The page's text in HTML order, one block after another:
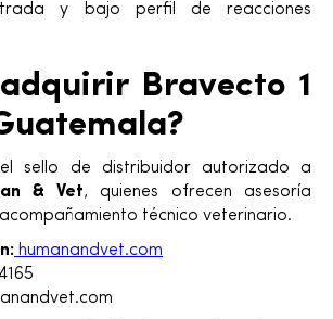
y bajo perfil de reacciones
Bravecto 1
el sello de distribuidor autorizado a
& Vet, quienes ofrecen asesoría
técnico veterinario.
humanandvet.com